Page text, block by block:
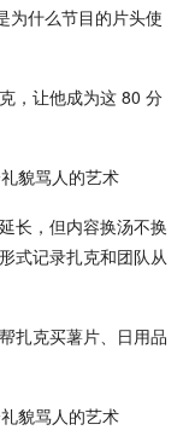
为什么节目的片头使
，让他成为这 80 分
长，但内容换汤不换
式记录扎克和团队从
扎克买薯片、日用品